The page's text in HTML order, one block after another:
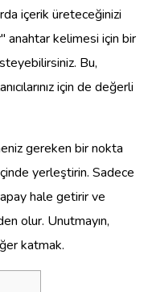
içerik üreteceğinizi
anahtar kelimesi için bir
Bu,
için de değerli
gereken bir nokta
yerleştirin. Sadece
hale getirir ve
olur. Unutmayın,
katmak.